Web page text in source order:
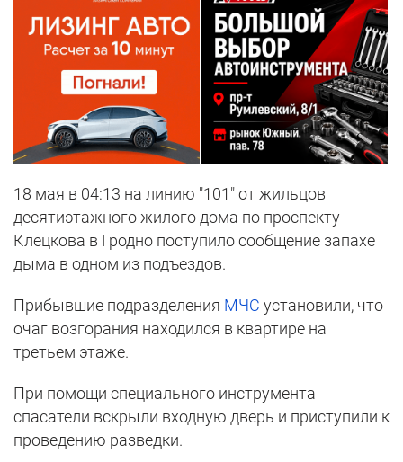
18 мая в 04:13 на линию "101" от жильцов
десятиэтажного жилого дома по проспекту
Клецкова в Гродно поступило сообщение запахе
дыма в одном из подъездов.
Прибывшие подразделения МЧС установили, что
очаг возгорания находился в квартире на
третьем этаже.
При помощи специального инструмента
спасатели вскрыли входную дверь и приступили к
проведению разведки.